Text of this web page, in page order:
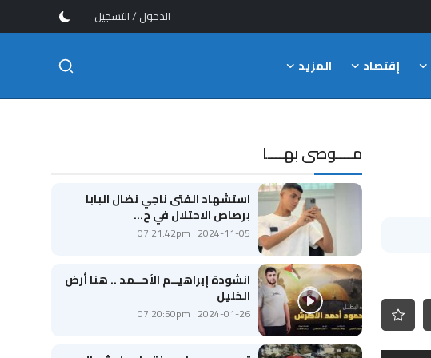
الدخول /التسجيل
إقتصاد المزيد
مــــوصى بهــــا
استشهاد الفتى ناجي نضال البابا
برصاص الاحتلال في ح...
2024-11-05 | 07:21:42pm
انشودة إبراهيــم الأحــمد .. هنا أرض
الخليل
2024-01-26 | 07:20:50pm